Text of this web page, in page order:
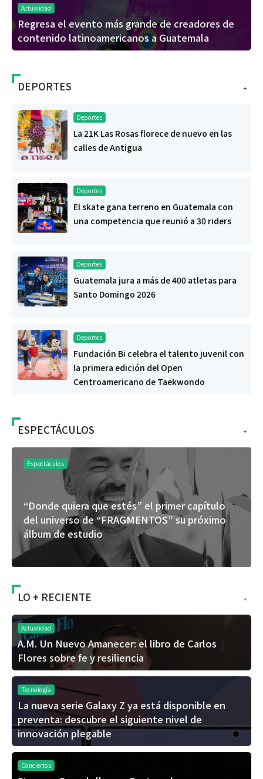
Actualidad
Regresa el evento más grande de creadores de
contenido latinoamericanos a Guatemala
+
DEPORTES
Deportes
La 21K Las Rosas florece de nuevo en las
calles de Antigua
Deportes
El skate gana terreno en Guatemala con
una competencia que reunió a 30 riders
Deportes
Guatemala jura a más de 400 atletas para
Santo Domingo 2026
Deportes
Fundación Bi celebra el talento juvenil con
la primera edición del Open
Centroamericano de Taekwondo
+
ESPECTÁCULOS
Espectáculos
“Donde quiera que estés” el primer capítulo
del universo de “FRAGMENTOS” su próximo
álbum de estudio
+
LO + RECIENTE
Actualidad
A.M. Un Nuevo Amanecer: el libro de Carlos
Flores sobre fe y resiliencia
Tecnología
La nueva serie Galaxy Z ya está disponible en
preventa: descubre el siguiente nivel de
innovación plegable
Conciertos